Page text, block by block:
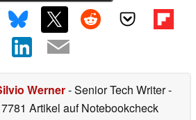
Werner- Senior Tech Writer-
Artikel auf Notebookcheck